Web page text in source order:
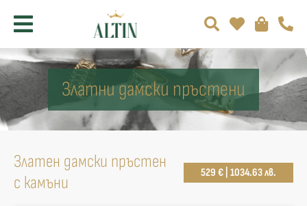
Златни дамски пръстени
Златен дамски пръстен
с камъни
529 € | 1034.63 лв.